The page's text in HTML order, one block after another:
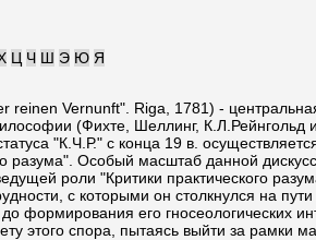
Ц Ч Ш Э Ю Я
разума". Особый масштаб данной дискуссии придала полемика между представителями Марбургской и Баденской школ неокантианства. Так, баденцы (Виндельбанд и Риккерт) настаивали на ведущей роли "Критики практического разума", апеллируя к тому, что заслуги Канта в области этики не менее велики, чем в гносеологии, и что именно его интерес к этической проблематике и те трудности, с которыми он столкнулся на пути их решения, побудили его написать "К.Ч.Р.". Акцентировалось и то. что замысел "метафизики нравственности" возникает у Канта еще в 1760-х - задолго до формирования его гносеологических интересов, которые во многом оказались подчинены этическим исследовательским установкам. Уже в 20 в. ряд мыслителей вновь возвращается к предмету этого спора, пытаясь выйти за рамки марбургско-баденской дискуссии. Большинство новых интерпретаций хотя и отводило "К.Ч.Р." центральное место в учении Канта, призывало рассматривать ее в неразрывной связи с двумя его другими "Критиками", акцентируя глубокую и органическую взаимосвязь всех трех фундаментальных трудов (в качестве третьей его фундаментальной работы имеется в виду "Критика способности суждения"). Несколько особняком располагается интерпретация Хайдеггера, согласно которой, несмотря на признание ведущей роли именно "К.Ч.Р.", сама она рассматривается как текст, ничего общего не имеющий с проблемами гносеологии, а являющийся попыткой разработать основы метафизики в качестве фундаментальной онтологии. "К.Ч.Р.", посвященная определению и оценке источников, принципов и границ научного знания, была опубликована Кантом в двух изданиях - 1781 и 1787, причем, издание 1787 в текстуальном плане существенно отличалось от предыдущего, на что впервые обратили внимание еще Шеллинг и Якоби. По этому поводу в истории философии зафиксировано несколько различных объяснений, - в частности, ложные, нелепые и даже грубые выпады Шопенгауэра, обвинившего Канта в том, что во втором издании тот скрыл и затемнил свои прежние основные убеждения, исказив собственное произведение из страха перед читателями. Достаточно субъективным выглядит и объяснение Хайдеггера, посчитавшего, что во втором издании Кант отступил от сделанного им в первой версии "К.Ч.Р." открытия, "перетолковав" и "оттеснив в пользу рассудка" роль и значение трансцендентального воображения, преподав в результате совершенно по-новому трансцендентальную дедукцию. Существует соответствующее объяснение и самого Канта - то, которое он сделал в предисловии ко второму изданию "К.Ч.Р". Философ